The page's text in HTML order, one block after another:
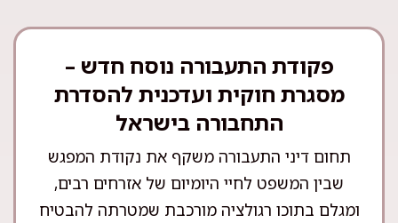
פקודת התעבורה נוסח חדש –
מסגרת חוקית ועדכנית להסדרת
התחבורה בישראל
תחום דיני התעבורה משקף את נקודת המפגש
שבין המשפט לחיי היומיום של אזרחים רבים,
ומגלם בתוכו רגולציה מורכבת שמטרתה להבטיח